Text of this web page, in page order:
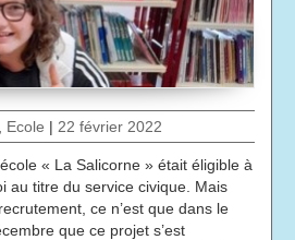
Ecole | 22 février 2022
« La Salicorne » était éligible à
au titre du service civique. Mais
ce n’est que dans le
que ce projet s’est